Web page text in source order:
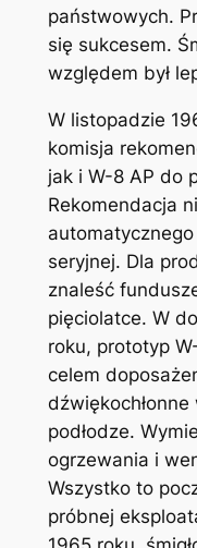
państwowych.
się sukcesem.
względem był
W listopadzie
komisja
jak i W-8 AP do
Rekomendacja
seryjnej. Dla
znaleść
pięciolatce. W
roku, prototyp
celem
podłodze.
ogrzewania i
Wszystko to
próbnej